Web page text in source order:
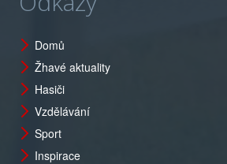
Domů
Žhavé aktuality
Hasiči
Vzdělávání
Sport
Inspirace